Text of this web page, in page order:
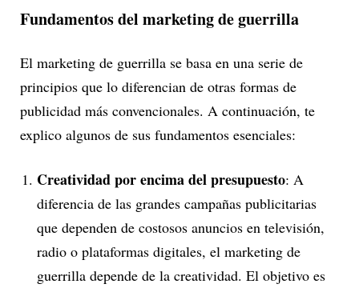
Fundamentos del marketing de guerrilla
El marketing de guerrilla se basa en una serie de
principios que lo diferencian de otras formas de
publicidad más convencionales. A continuación, te
explico algunos de sus fundamentos esenciales:
Creatividad por encima del presupuesto: A
diferencia de las grandes campañas publicitarias
que dependen de costosos anuncios en televisión,
radio o plataformas digitales, el marketing de
guerrilla depende de la creatividad. El objetivo es